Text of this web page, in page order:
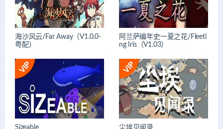
海沙风云/Far Away（V1.0.0-
粤配）
阿兰萨编年史一夏之花/Fleeti
ng Iris（V1.03）
Sizeable 尘埃见闻录